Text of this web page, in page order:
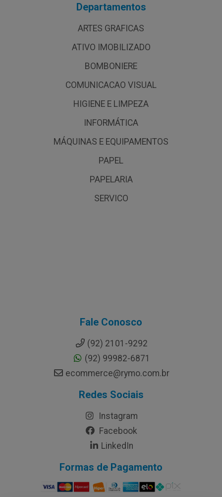
Departamentos
ARTES GRAFICAS
ATIVO IMOBILIZADO
BOMBONIERE
COMUNICACAO VISUAL
HIGIENE E LIMPEZA
INFORMÁTICA
MÁQUINAS E EQUIPAMENTOS
PAPEL
PAPELARIA
SERVICO
Fale Conosco
(92) 2101-9292
(92) 99982-6871
ecommerce@rymo.com.br
Redes Sociais
Instagram
Facebook
LinkedIn
Formas de Pagamento